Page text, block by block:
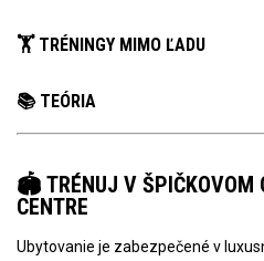
🏋️ TRÉNINGY MIMO ĽADU
📚 TEÓRIA
🏟️ TRÉNUJ V ŠPIČKOVOM
CENTRE
Ubytovanie je zabezpečené v